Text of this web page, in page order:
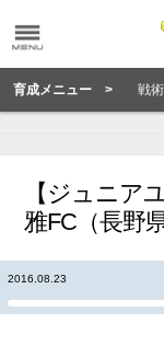
育成メニュー > 戦
【ジュニア
雅FC（長野県
2016.08.23